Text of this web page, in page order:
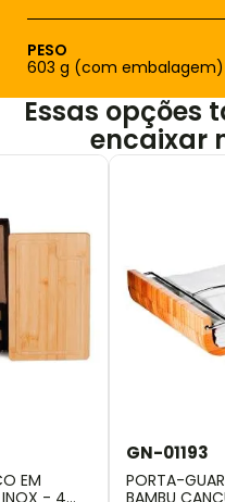
PESO
603 g (com embalagem)
Essas opções
encaixar
EM
INOX - 4
GN-01193
PORTA-
BAMBU